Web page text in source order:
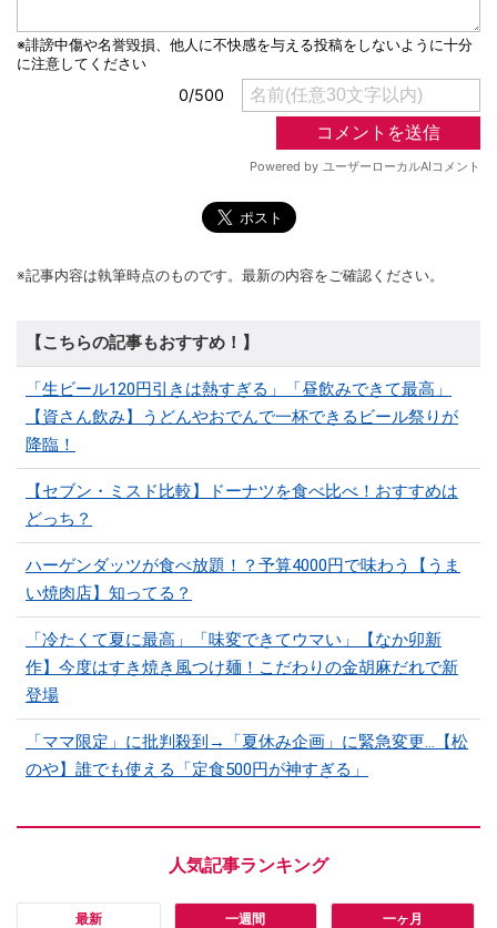
※記事内容は執筆時点のものです。最新の内容をご確認ください。
【こちらの記事もおすすめ！】
「生ビール120円引きは熱すぎる」「昼飲みできて最高」
【資さん飲み】うどんやおでんで一杯できるビール祭りが
降臨！
【セブン・ミスド比較】ドーナツを食べ比べ！おすすめは
どっち？
ハーゲンダッツが食べ放題！？予算4000円で味わう【うま
い焼肉店】知ってる？
「冷たくて夏に最高」「味変できてウマい」【なか卯新
作】今度はすき焼き風つけ麺！こだわりの金胡麻だれで新
登場
「ママ限定」に批判殺到→「夏休み企画」に緊急変更…【松
のや】誰でも使える「定食500円が神すぎる」
最新 一週間 一ヶ月